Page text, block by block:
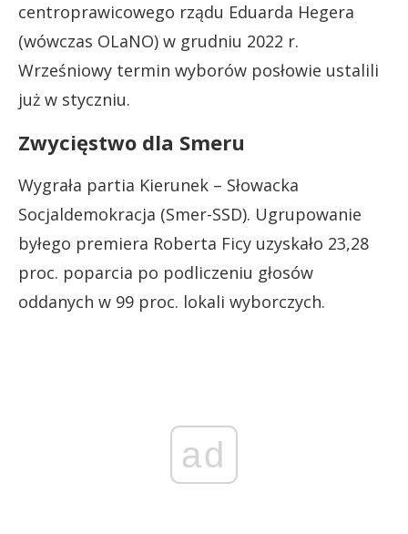
centroprawicowego rządu Eduarda Hegera
(wówczas OLaNO) w grudniu 2022 r.
Wrześniowy termin wyborów posłowie ustalili
już w styczniu.
Zwycięstwo dla Smeru
Wygrała partia Kierunek – Słowacka
Socjaldemokracja (Smer-SSD). Ugrupowanie
byłego premiera Roberta Ficy uzyskało 23,28
proc. poparcia po podliczeniu głosów
oddanych w 99 proc. lokali wyborczych.
ad